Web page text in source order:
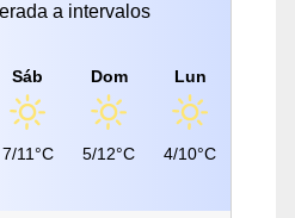
a intervalos
Sáb
7/11°C
Dom
5/12°C
Lun
4/10°C